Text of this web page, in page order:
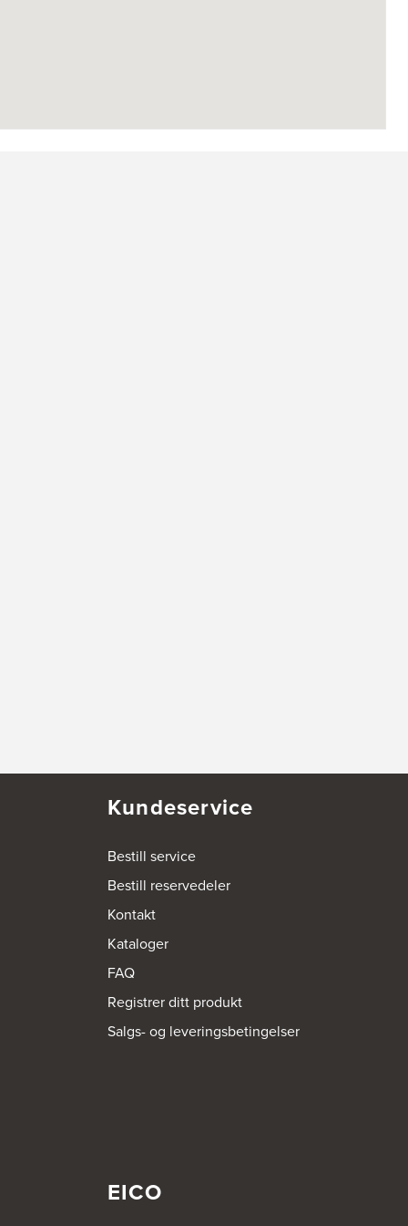
Kundeservice
Bestill service
Bestill reservedeler
Kontakt
Kataloger
FAQ
Registrer ditt produkt
Salgs- og leveringsbetingelser
EICO